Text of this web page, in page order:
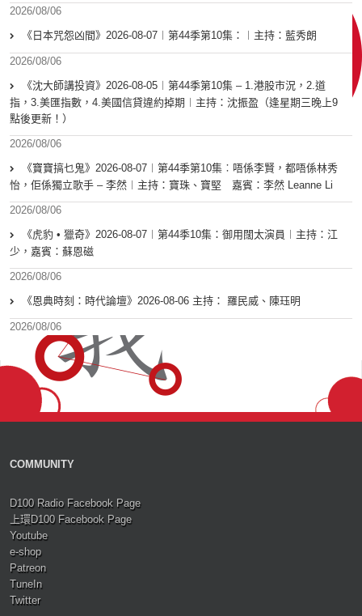
2026/08/06
《日本咒怨凶間》2026-08-07︱第44季第10集：︱主持：藍秀朗
2026/08/06
《沈大師講投資》2026-08-05︱第44季第10集 – 1.港股市況，2.道
指，3.美匯指數，4.美國信貸違約掉期︱主持：沈振盈（逢星期三晚上9
點後更新！）
2026/08/06
《寶寶搞乜鬼》2026-08-07︱第44季第10集︰唔係李賢，都唔係林秀
怡，佢係獨立歌手 – 李然︱主持：寶珠、寶堅 嘉賓：李然 Leanne Li
2026/08/06
《虎豹 • 獵奇》2026-08-07︱第44季10集：御用闊太演員︱主持：江
少，嘉賓：蘇恩磁
2026/08/06
《恩典時刻：時代論壇》2026-08-06 主持： 羅民威、陳珏明
2026/08/06
COMMUNITY
D100 Radio Facebook Page
上環D100 Facebook Page
Youtube
e-shop
Patreon
TuneIn
Twitter